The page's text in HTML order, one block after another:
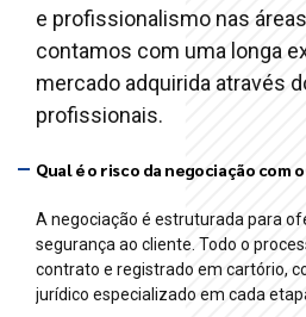
e profissionalismo nas
contamos com uma longa
mercado adquirida através
profissionais.
Qual é o risco da negociação com
A negociação é estruturada para
segurança ao cliente. Todo o
contrato e registrado em cartório,
jurídico especializado em cada